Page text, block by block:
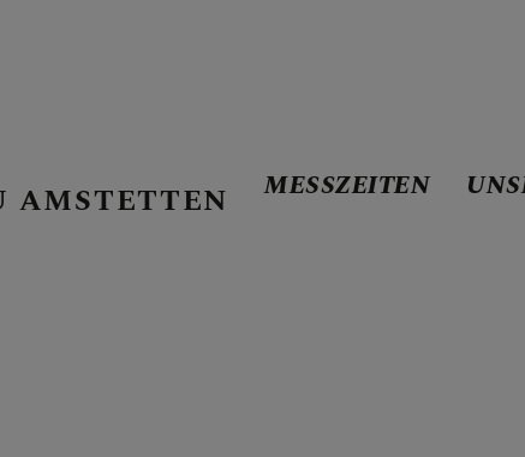
AMSTETTEN MESSZEITEN